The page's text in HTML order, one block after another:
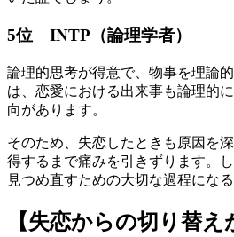
5位 INTP（論理学者）
論理的思考が得意で、物事を理論
は、恋愛における出来事も論理的
向があります。
そのため、失恋したときも原因を
得するまで痛みを引きずります。
見つめ直すための大切な過程になる
【失恋からの切り替